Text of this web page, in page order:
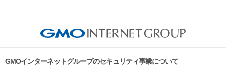
GMOインターネットグループのセキュリティ事業について